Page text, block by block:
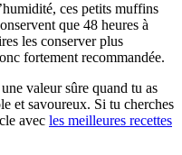
ces petits muffins
que 48 heures à
les conserver plus
fortement recommandée.
valeur sûre quand tu as
et savoureux. Si tu cherches
avec les meilleures recettes